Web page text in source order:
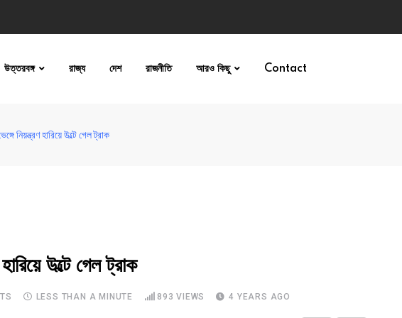
উত্তরবঙ্গ রাজ্য দেশ রাজনীতি আরও কিছু Contact
নিয়ন্ত্রণ হারিয়ে উল্টে গেল ট্রাক
উল্টে গেল ট্রাক
LESS THAN A MINUTE 893 VIEWS 4 YEARS AGO